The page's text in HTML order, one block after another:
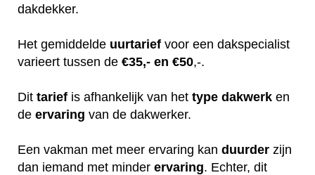
dakdekker.
Het gemiddelde uurtarief voor een dakspecialist
varieert tussen de €35,- en €50,-.
Dit tarief is afhankelijk van het type dakwerk en
de ervaring van de dakwerker.
Een vakman met meer ervaring kan duurder zijn
dan iemand met minder ervaring. Echter, dit